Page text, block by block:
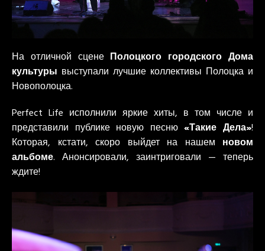
На отличной сцене Полоцкого городского Дома
культуры выступали лучшие коллективы Полоцка и
Новополоцка.
Perfect Life исполнили яркие хиты, в том числе и
представили публике новую песню«Такие Дела»!
Которая, кстати, скоро выйдет на нашем новом
альбоме. Анонсировали, заинтриговали — теперь
ждите!